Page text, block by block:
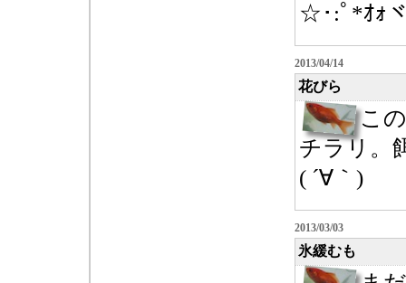
☆･:ﾟ*ｵｫ
2013/04/14
花びら
こ
チラリ。
( ´∀｀)
2013/03/03
氷緩むも